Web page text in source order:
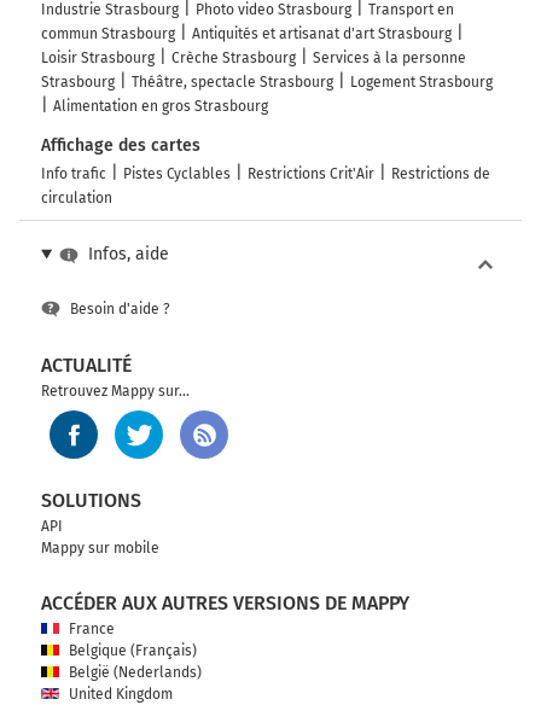
Continuer E35 (A2) sur 49 kilomètres
E35
A2
Milano
I
Rivera
A2
374 km
Continuer A9 E35 sur 31 kilomètres
Autostrada dei Laghi
Autostrada dei Laghi
423 km
Prendre à droite et rejoindre A8 E35 E62. Continuer sur
MILANO
Linate
454 km
Industrie Strasbourg
Photo video Strasbourg
Transport en
commun Strasbourg
Antiquités et artisanat d'art Strasbourg
Loisir Strasbourg
Crèche Strasbourg
Services à la personne
Strasbourg
Théâtre, spectacle Strasbourg
Logement Strasbourg
Alimentation en gros Strasbourg
Affichage des cartes
Info trafic Pistes Cyclables Restrictions Crit'Air
Restrictions de
circulation
Infos, aide
Besoin d'aide ?
ACTUALITÉ
Retrouvez Mappy sur...
SOLUTIONS
API
Mappy sur mobile
ACCÉDER AUX AUTRES VERSIONS DE MAPPY
France
Belgique (Français)
België (Nederlands)
United Kingdom